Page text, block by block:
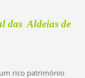
das Aldeias de
rico património